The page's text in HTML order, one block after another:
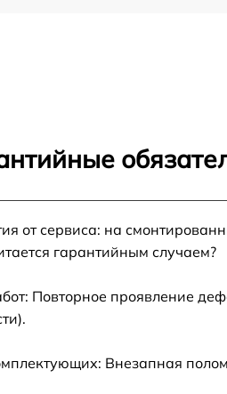
сенсора Gaggenau CX 480-
от сервиса: на
гарантийным случаем?
Повторное проявление
Внезапная